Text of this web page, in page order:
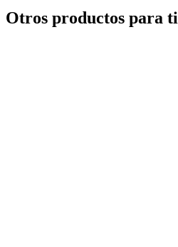
Otros productos para ti